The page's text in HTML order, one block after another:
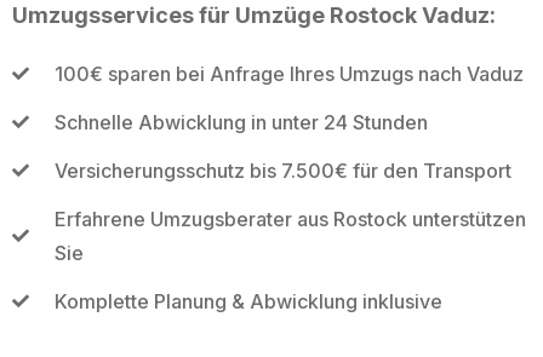
Umzugsservices für Umzüge Rostock Vaduz:
100€ sparen bei Anfrage Ihres Umzugs nach Vaduz
Schnelle Abwicklung in unter 24 Stunden
Versicherungsschutz bis 7.500€ für den Transport
Erfahrene Umzugsberater aus Rostock unterstützen
Sie
Komplette Planung & Abwicklung inklusive